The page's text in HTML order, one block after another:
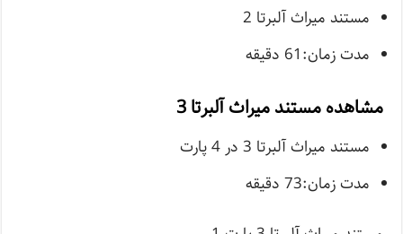
مستند میراث آلبرتا 2
مدت زمان:61 دقیقه
مشاهده مستند میراث آلبرتا 3
مستند میراث آلبرتا 3 در 4 پارت
مدت زمان:73 دقیقه